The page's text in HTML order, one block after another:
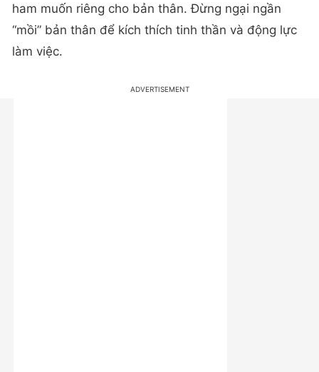
ham muốn riêng cho bản thân. Đừng ngại ngần
“mồi” bản thân để kích thích tinh thần và động lực
làm việc.